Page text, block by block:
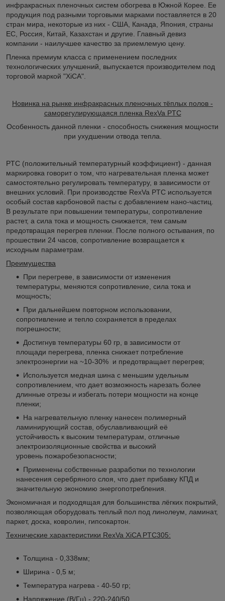
инфракрасных пленочных систем обогрева в Южной Корее. Ее
продукция под разными торговыми марками поставляется в 20
стран мира, некоторые из них - США, Канада, Япония, страны
ЕС, Россия, Китай, Казахстан и другие. Главный девиз
компании - наилучшее качество за приемлемую цену.
Пленка премиум класса с применением последних
технологических улучшений, выпускается производителем под
торговой маркой "XiCA".
Новинка на рынке инфракрасных пленочных тёплых полов -
саморегулирующаяся пленка RexVa PTC
Особенность данной пленки - способность снижения мощности
при ухудшении отвода тепла.
PTC (положительный температурный коэффициент) - данная
маркировка говорит о том, что нагревательная пленка может
самостоятельно регулировать температуру, в зависимости от
внешних условий. При производстве RexVa PTC используется
особый состав карбоновой пасты с добавлением нано-частиц.
В результате при повышении температуры, сопротивление
растет, а сила тока и мощность снижается, тем самым
предотвращая перегрев пленки. После полного остывания, по
прошествии 24 часов, сопротивление возвращается к
исходным параметрам.
Преимущества
При перегреве, в зависимости от изменения
температуры, меняются сопротивление, сила тока и
мощность;
При дальнейшем повторном использовании,
сопротивление и тепло сохраняется в пределах
погрешности;
Достигнув температуры 60 гр, в зависимости от
площади перегрева, пленка снижает потребление
электроэнергии на ~10-30% и предотвращает перегрев;
Используется медная шина с меньшим удельным
сопротивлением, что дает возможность нарезать более
длинные отрезы и избегать потери мощности на конце
пленки;
На нагревательную пленку нанесен полимерный
ламинирующий состав, обуславливающий её
устойчивость к высоким температурам, отличные
электроизоляционные свойства и высокий
уровень пожаробезопасности;
Применены собственные разработки по технологии
нанесения серебряного слоя, что дает прибавку КПД и
значительную экономию энергопотребления.
Экономичная и подходящая для большинства лёгких покрытий,
позволяющая оборудовать теплый пол под линолеум, ламинат,
паркет, доска, ковролин, гипсокартон.
Технические характеристики RexVa XiCA PTC305:
Толщина - 0,338мм;
Ширина - 0,5 м;
Температура нагрева - 40-50 гр;
Напряжение (В/Гц) - 220-240/50